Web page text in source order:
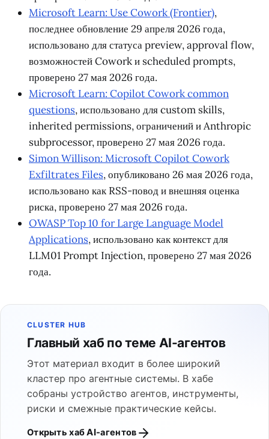
Microsoft Learn: Use Cowork (Frontier),
последнее обновление 29 апреля 2026 года,
использовано для статуса preview, approval flow,
возможностей Cowork и scheduled prompts,
проверено 27 мая 2026 года.
Microsoft Learn: Copilot Cowork common
questions, использовано для custom skills,
inherited permissions, ограничений и Anthropic
subprocessor, проверено 27 мая 2026 года.
Simon Willison: Microsoft Copilot Cowork
Exfiltrates Files, опубликовано 26 мая 2026 года,
использовано как RSS-повод и внешняя оценка
риска, проверено 27 мая 2026 года.
OWASP Top 10 for Large Language Model
Applications, использовано как контекст для
LLM01 Prompt Injection, проверено 27 мая 2026
года.
CLUSTER HUB
Главный хаб по теме AI-агентов
Этот материал входит в более широкий
кластер про агентные системы. В хабе
собраны устройство агентов, инструменты,
риски и смежные практические кейсы.
Открыть хаб AI-агентов